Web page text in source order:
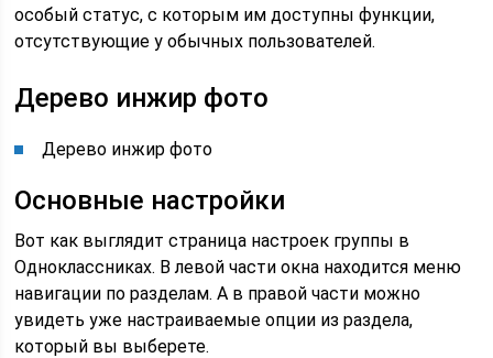
особый статус, с которым им доступны функции,
отсутствующие у обычных пользователей.
Дерево инжир фото
Дерево инжир фото
Основные настройки
Вот как выглядит страница настроек группы в
Одноклассниках. В левой части окна находится меню
навигации по разделам. А в правой части можно
увидеть уже настраиваемые опции из раздела,
который вы выберете.